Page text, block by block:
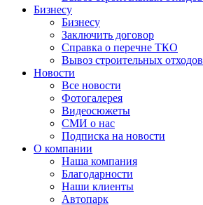
Бизнесу
Бизнесу
Заключить договор
Справка о перечне ТКО
Вывоз строительных отходов
Новости
Все новости
Фотогалерея
Видеосюжеты
СМИ о нас
Подписка на новости
О компании
Наша компания
Благодарности
Наши клиенты
Автопарк